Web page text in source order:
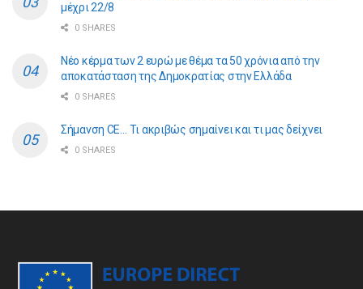
μέχρι 22/8
0 SHARES
Νέο κέρμα των 2 ευρώ με θέμα τα 50 χρόνια από την
αποκατάσταση της Δημοκρατίας στην Ελλάδα
0 SHARES
Σήμανση CE… Τι ακριβώς σημαίνει και τι μας δείχνει
0 SHARES